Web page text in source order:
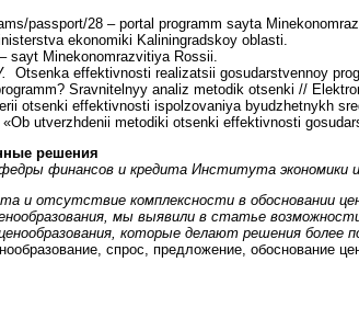
passport/28 – portal programm sayta
ekonomiki Kaliningradskoy oblasti.
sayt Minekonomrazvitiya Rossii.
Otsenka effektivnosti realizatsii gosudarstvennoy
Sravnitelnyy analiz metodik otsenki //
otsenki effektivnosti ispolzovaniya byudzhetnykh
utverzhdenii metodiki otsenki effektivnosti
решения
финансов и кредита Института экономики
и отсутствие комплексности в обосновании
мы выявили в статье
которые делают решения более
спрос, предложение, обоснование